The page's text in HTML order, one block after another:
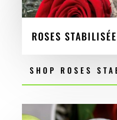
ROSES
SHOP ROSES